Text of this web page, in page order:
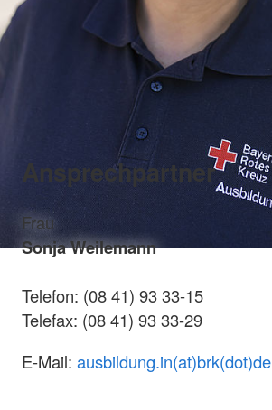
Ansprechpartner
Frau
Sonja Weilemann
Telefon: (08 41) 93 33-15
Telefax: (08 41) 93 33-29
E-Mail: ausbildung.in(at)brk(dot)de